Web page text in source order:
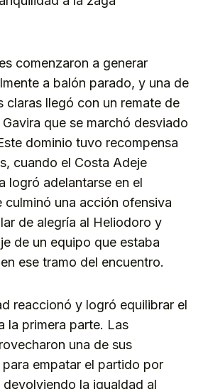
comenzaron a generar
a balón parado, y una de
claras llegó con un remate de
que se marchó desviado
dominio tuvo recompensa
cuando el Costa Adeje
logró adelantarse en el
culminó una acción ofensiva
de alegría al Heliodoro y
de un equipo que estaba
ese tramo del encuentro.
reaccionó y logró equilibrar el
la primera parte. Las
una de sus
empatar el partido por
la igualdad al